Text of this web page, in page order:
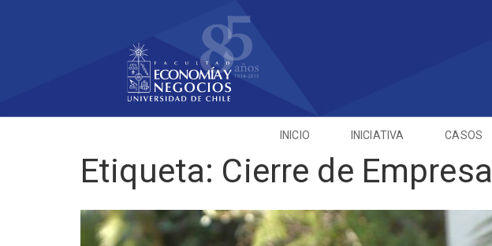
INICIO INICIATIVA CASOS
Etiqueta: Cierre de Empresa